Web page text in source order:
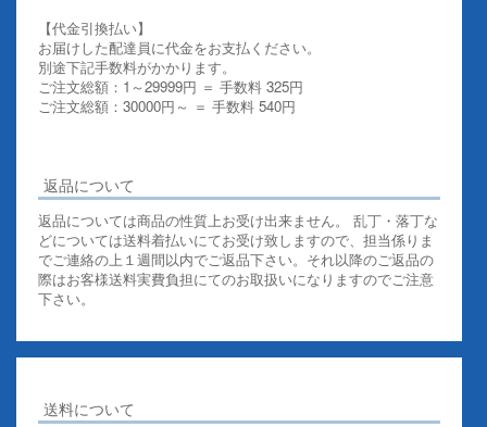
【代金引換払い】
お届けした配達員に代金をお支払ください。
別途下記手数料がかかります。
ご注文総額：1～29999円 ＝ 手数料 325円
ご注文総額：30000円～ ＝ 手数料 540円
返品について
返品については商品の性質上お受け出来ません。 乱丁・落丁な
どについては送料着払いにてお受け致しますので、担当係りま
でご連絡の上１週間以内でご返品下さい。それ以降のご返品の
際はお客様送料実費負担にてのお取扱いになりますのでご注意
下さい。
送料について